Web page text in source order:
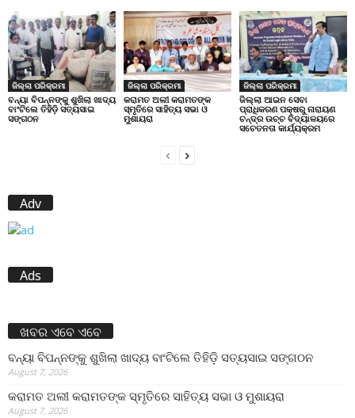
ଜିଲ୍ଲା ପରିକ୍ରମା
ବନ୍ୟା ବିପନ୍ନଙ୍କୁ ଶୁଖିଲା ଖାଦ୍ୟ
ବାଂଟିଲେ ତିହିଡି଼ ସତ୍ୟସାଇ
ସଙ୍ଗଠନ
ଜିଲ୍ଲା ପରିକ୍ରମା
କରାମତ ଅଲୀ କରାମତଙ୍କ
ସ୍ମୃତିରେ ସାହିତ୍ୟ ସଭା ଓ
ମୁଶାୟରା
ଜିଲ୍ଲା ପରିକ୍ରମା
ଜିଲ୍ଲା ଆଇନ ସେବା
ପ୍ରାଧିକରଣ ପକ୍ଷରୁ ନାରାୟଣ
ଚନ୍ଦ୍ର ଉଚ୍ଚ ବିଦ୍ୟାଳୟରେ
ସଚେତନତା କାର୍ଯ୍ୟକ୍ରମ
Adv
Ads
ଖବର ଏବେ ଏବେ
ବନ୍ୟା ବିପନ୍ନଙ୍କୁ ଶୁଖିଲା ଖାଦ୍ୟ ବାଂଟିଲେ ତିହିଡି଼ ସତ୍ୟସାଇ ସଙ୍ଗଠନ
August 7, 2026
କରାମତ ଅଲୀ କରାମତଙ୍କ ସ୍ମୃତିରେ ସାହିତ୍ୟ ସଭା ଓ ମୁଶାୟରା
August 7, 2026